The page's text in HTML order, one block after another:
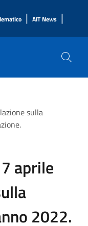
| AIT News |
sulla
aprile
2022.